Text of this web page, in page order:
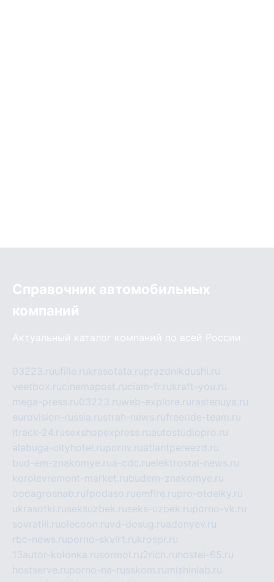
Справочник автомобильных
компаний
Актуальный каталог компаний по всей России
03223.ruufille.rukrasotata.ruprazdnikdushi.ru
veetbox.rucinemapost.ruciam-fr.rukraft-you.ru
mega-press.ru03223.ruweb-explore.ru rastenuya.ru
eurovision-russia.rustrah-news.rufreeride-team.ru
itrack-24.rusexshopexpress.ruautostudiopro.ru
alabuga-cityhotel.rupornv.ruatlantpereezd.ru
bud-em-znakomye.rua-cdc.ruelektrostal-news.ru
korolevremont-market.rubudem-znakomye.ru
oooagrosnab.rufpodaso.ruemfire.rupro-otdelky.ru
ukrasotki.ruseksuzbek.ruseks-uzbek.ruporno-vk.ru
sovratili.ruolecoon.ruvd-dosug.ruadonyev.ru
rbc-news.ruporno-skvirt.rukrospr.ru
13autor-kolonka.rusormol.ru2rich.ru hostel-65.ru
hostserve.ruporno-na-russkom.ru mishinlab.ru